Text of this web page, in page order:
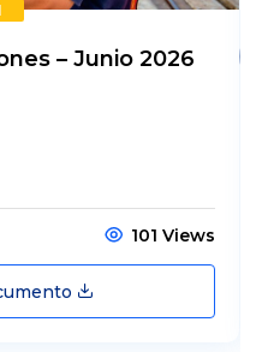
– Junio 2026
101 Views